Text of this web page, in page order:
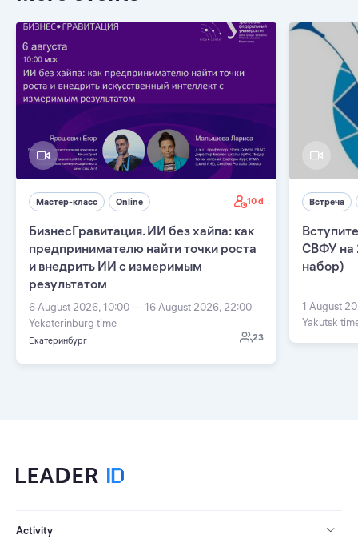
Мастер-класс Online 10 d
БизнесГравитация. ИИ без хайпа: как
предпринимателю найти точки роста
и внедрить ИИ с измеримым
результатом
6 August 2026, 10:00 — 16 August 2026, 22:00
Yekaterinburg time
Екатеринбург 23
Встреча
СВФУ на
набор)
1 August
Yakutsk
Activity